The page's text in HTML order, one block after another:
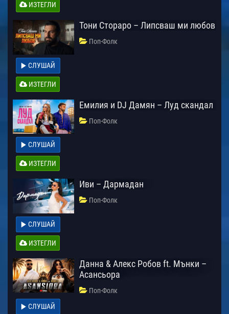
ИЗТЕГЛИ
Тони Стораро – Липсваш ми любов
Поп-Фолк
СЛУШАЙ
ИЗТЕГЛИ
Емилия и DJ Дамян – Луд скандал
Поп-Фолк
СЛУШАЙ
ИЗТЕГЛИ
Иви – Дармадан
Поп-Фолк
СЛУШАЙ
ИЗТЕГЛИ
Данна & Алекс Робов ft. Мънки –
Асансьора
Поп-Фолк
СЛУШАЙ